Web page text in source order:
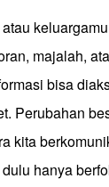
majalah,
bisa
Perubahan
kita
hanya